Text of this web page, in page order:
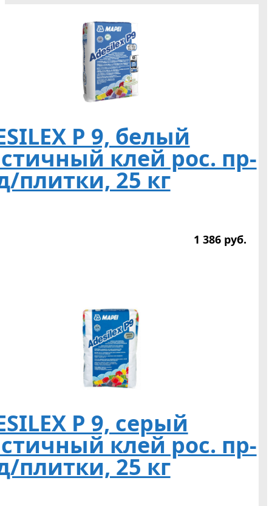
P 9, белый
клей рос. пр-
плитки, 25 кг
1 386 руб.
P 9, серый
клей рос. пр-
плитки, 25 кг